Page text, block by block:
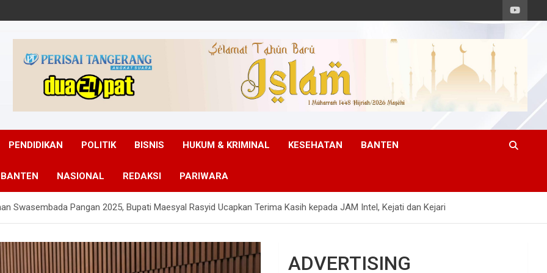
PENDIDIKAN POLITIK BISNIS HUKUM & KRIMINAL KESEHATAN BANTEN
NASIONAL REDAKSI PARIWARA
Swasembada Pangan 2025, Bupati Maesyal Rasyid Ucapkan Terima Kasih kepada JAM Intel, Kejati dan Kejari
ADVERTISING